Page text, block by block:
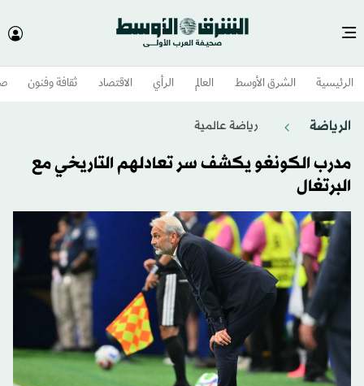
الرئيسية الشرق الأوسط​ العالم الرأي الاقتصاد ثقافة وفنون
الرياضة رياضة عالمية
مدرب الكونغو يكشف سر تعادلهم التاريخي مع
البرتغال